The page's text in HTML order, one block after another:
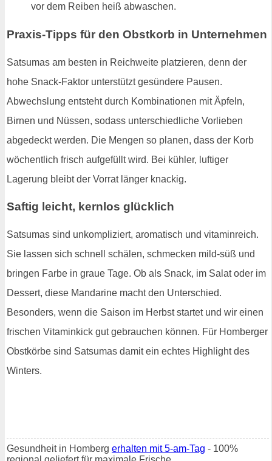
vor dem Reiben heiß abwaschen.
Praxis-Tipps für den Obstkorb in Unternehmen
Satsumas am besten in Reichweite platzieren, denn der
hohe Snack-Faktor unterstützt gesündere Pausen.
Abwechslung entsteht durch Kombinationen mit Äpfeln,
Birnen und Nüssen, sodass unterschiedliche Vorlieben
abgedeckt werden. Die Mengen so planen, dass der Korb
wöchentlich frisch aufgefüllt wird. Bei kühler, luftiger
Lagerung bleibt der Vorrat länger knackig.
Saftig leicht, kernlos glücklich
Satsumas sind unkompliziert, aromatisch und vitaminreich.
Sie lassen sich schnell schälen, schmecken mild-süß und
bringen Farbe in graue Tage. Ob als Snack, im Salat oder im
Dessert, diese Mandarine macht den Unterschied.
Besonders, wenn die Saison im Herbst startet und wir einen
frischen Vitaminkick gut gebrauchen können. Für Homberger
Obstkörbe sind Satsumas damit ein echtes Highlight des
Winters.
Gesundheit in Homberg erhalten mit 5-am-Tag - 100%